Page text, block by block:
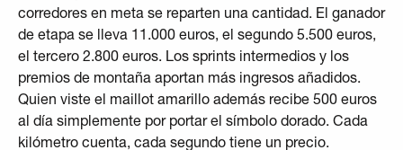
corredores en meta se reparten una cantidad. El ganador
de etapa se lleva 11.000 euros, el segundo 5.500 euros,
el tercero 2.800 euros. Los sprints intermedios y los
premios de montaña aportan más ingresos añadidos.
Quien viste el maillot amarillo además recibe 500 euros
al día simplemente por portar el símbolo dorado. Cada
kilómetro cuenta, cada segundo tiene un precio.